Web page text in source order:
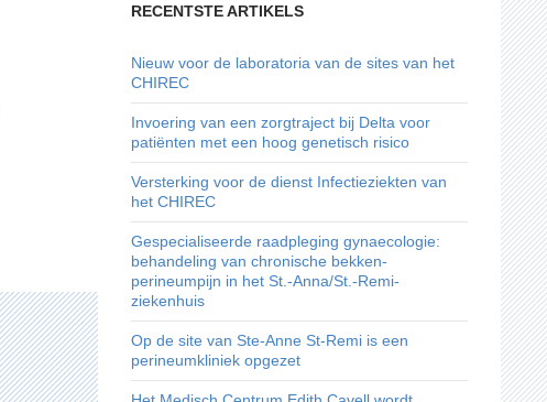
RECENTSTE ARTIKELS
Nieuw voor de laboratoria van de sites van het
CHIREC
Invoering van een zorgtraject bij Delta voor
patiënten met een hoog genetisch risico
Versterking voor de dienst Infectieziekten van
het CHIREC
Gespecialiseerde raadpleging gynaecologie:
behandeling van chronische bekken-
perineumpijn in het St.-Anna/St.-Remi-
ziekenhuis
Op de site van Ste-Anne St-Remi is een
perineumkliniek opgezet